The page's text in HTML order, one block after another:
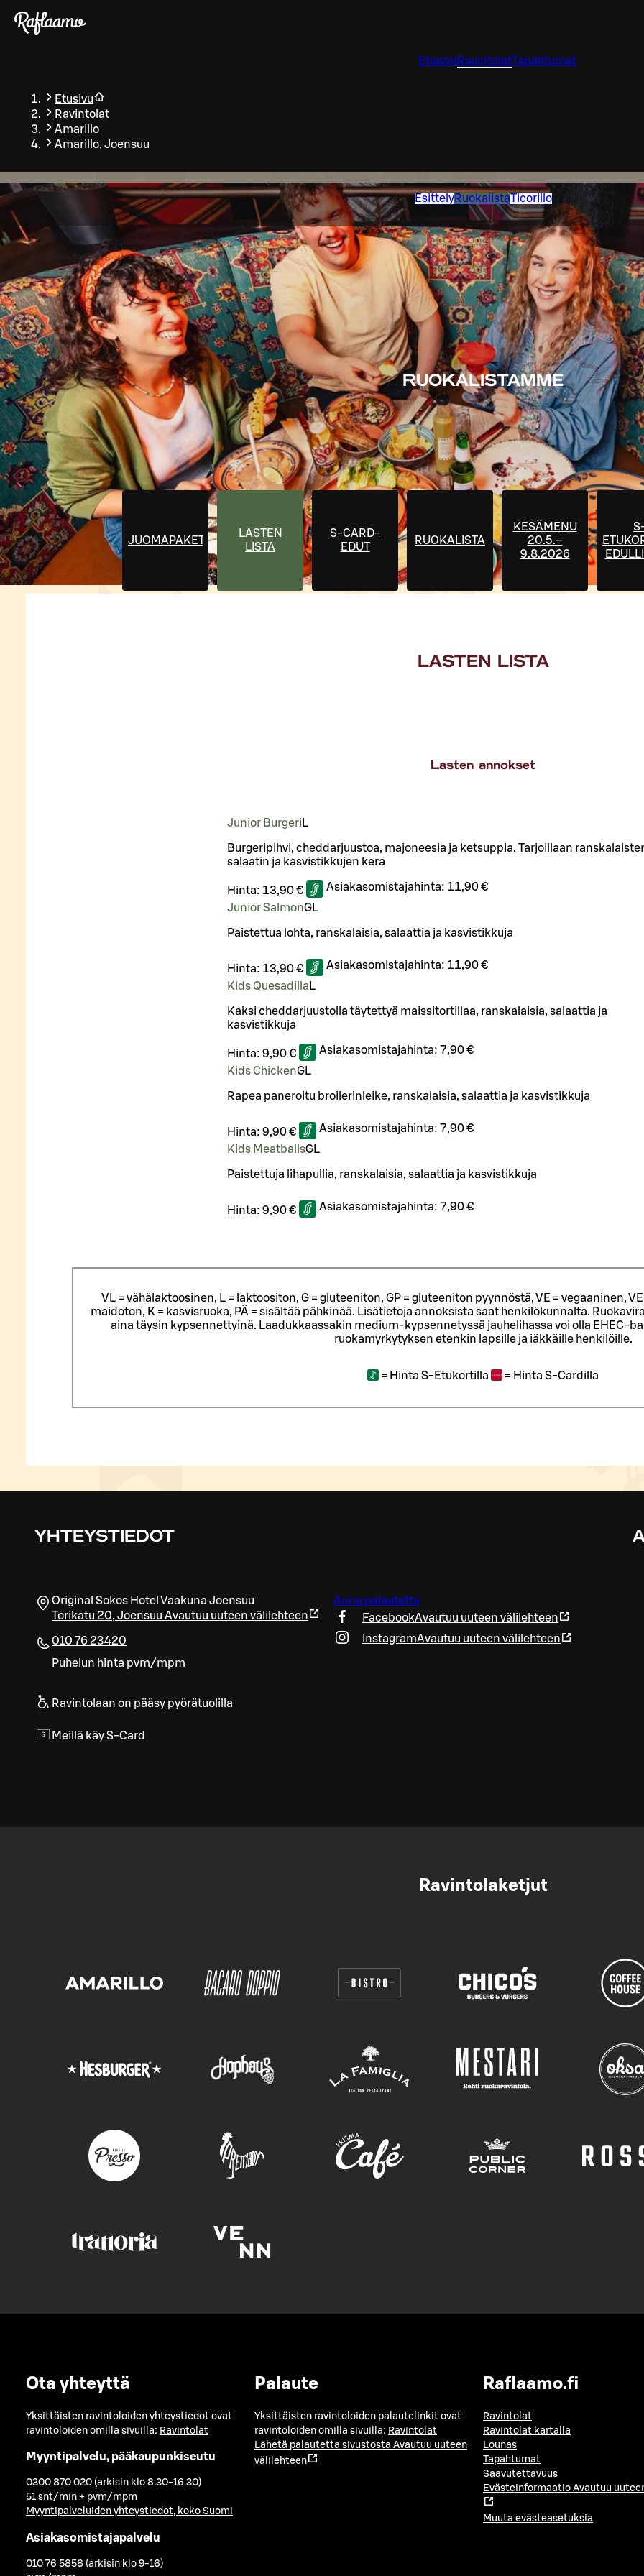
Siirry pääsisältöön
Etusivu RavintolatTapahtumat
Etusivu
Ravintolat
Amarillo
Amarillo, Joensuu
EsittelyRuokalistaTicorillo
RUOKALISTAMME
JUOMAPAKETIT
LASTEN
LISTA
S-CARD-
EDUT
RUOKALISTA
KESÄMENU
20.5.–
9.8.2026
LASTEN LISTA
Lasten annokset
Junior Burgeri L
Burgeripihvi, cheddarjuustoa, majoneesia ja ketsuppia. Tarjoillaan
salaatin ja kasvistikkujen kera
Hinta: 13,90 € Asiakasomistajahinta: 11,90 €
Junior SalmonGL
Paistettua lohta, ranskalaisia, salaattia ja kasvistikkuja
Hinta: 13,90 € Asiakasomistajahinta: 11,90 €
Kids Quesadilla L
Kaksi cheddarjuustolla täytettyä maissitortillaa, ranskalaisia, salaattia ja
kasvistikkuja
Hinta: 9,90 € Asiakasomistajahinta: 7,90 €
Kids ChickenGL
Rapea paneroitu broilerinleike, ranskalaisia, salaattia ja kasvistikkuja
Hinta: 9,90 € Asiakasomistajahinta: 7,90 €
Kids MeatballsGL
Paistettuja lihapullia, ranskalaisia, salaattia ja kasvistikkuja
Hinta: 9,90 € Asiakasomistajahinta: 7,90 €
VL = vähälaktoosinen, L = laktoositon, G = gluteeniton, GP = gluteeniton pyynnöstä, VE = vegaaninen,
maidoton, K = kasvisruoka, PÄ = sisältää pähkinää. Lisätietoja annoksista saat henkilökunnalta.
aina täysin kypsennettyinä. Laadukkaassakin medium-kypsennetyssä jauhelihassa voi olla EHEC-
ruokamyrkytyksen etenkin lapsille ja iäkkäille henkilöille.
= Hinta S-Etukortilla = Hinta S-Cardilla
YHTEYSTIEDOT
Original Sokos Hotel Vaakuna Joensuu
Torikatu 20, Joensuu Avautuu uuteen välilehteen
010 76 23420
Puhelun hinta pvm/mpm
Ravintolaan on pääsy pyörätuolilla
Meillä käy S-Card
Anna palautetta
FacebookAvautuu uuteen välilehteen
InstagramAvautuu uuteen välilehteen
Ravintolaketjut
Ota yhteyttä
Yksittäisten ravintoloiden yhteystiedot ovat
ravintoloiden omilla sivuilla: Ravintolat
Myyntipalvelu, pääkaupunkiseutu
0300 870 020 (arkisin klo 8.30-16.30)
51 snt/min + pvm/mpm
Myyntipalveluiden yhteystiedot, koko Suomi
Asiakasomistajapalvelu
010 76 5858 (arkisin klo 9-16)
Palaute
Yksittäisten ravintoloiden palautelinkit ovat
ravintoloiden omilla sivuilla: Ravintolat
Lähetä palautetta sivustosta Avautuu uuteen
välilehteen
Raflaamo.fi
Ravintolat
Ravintolat kartalla
Lounas
Tapahtumat
Saavutettavuus
Evästeinformaatio Avautuu
Muuta evästeasetuksia